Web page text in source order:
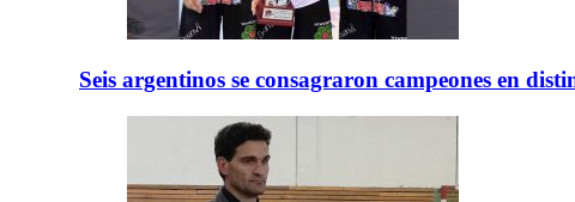
Seis argentinos se consagraron campeones en